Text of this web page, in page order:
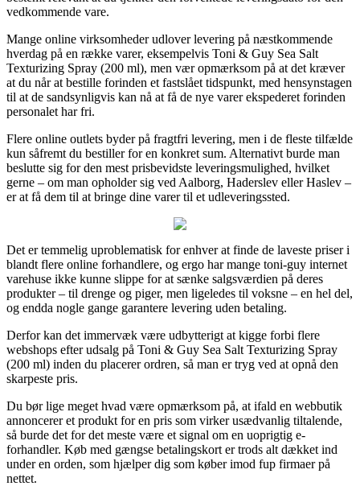
vedkommende vare.
Mange online virksomheder udlover levering på næstkommende
hverdag på en række varer, eksempelvis Toni & Guy Sea Salt
Texturizing Spray (200 ml), men vær opmærksom på at det kræver
at du når at bestille forinden et fastslået tidspunkt, med hensynstagen
til at de sandsynligvis kan nå at få de nye varer ekspederet forinden
personalet har fri.
Flere online outlets byder på fragtfri levering, men i de fleste tilfælde
kun såfremt du bestiller for en konkret sum. Alternativt burde man
beslutte sig for den mest prisbevidste leveringsmulighed, hvilket
gerne – om man opholder sig ved Aalborg, Haderslev eller Haslev –
er at få dem til at bringe dine varer til et udleveringssted.
Det er temmelig uproblematisk for enhver at finde de laveste priser i
blandt flere online forhandlere, og ergo har mange toni-guy internet
varehuse ikke kunne slippe for at sænke salgsværdien på deres
produkter – til drenge og piger, men ligeledes til voksne – en hel del,
og endda nogle gange garantere levering uden betaling.
Derfor kan det immervæk være udbytterigt at kigge forbi flere
webshops efter udsalg på Toni & Guy Sea Salt Texturizing Spray
(200 ml) inden du placerer ordren, så man er tryg ved at opnå den
skarpeste pris.
Du bør lige meget hvad være opmærksom på, at ifald en webbutik
annoncerer et produkt for en pris som virker usædvanlig tiltalende,
så burde det for det meste være et signal om en uoprigtig e-
forhandler. Køb med gængse betalingskort er trods alt dækket ind
under en orden, som hjælper dig som køber imod fup firmaer på
nettet.